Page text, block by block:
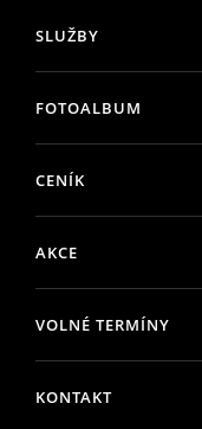
SLUŽBY
FOTOALBUM
CENÍK
AKCE
VOLNÉ TERMÍNY
KONTAKT